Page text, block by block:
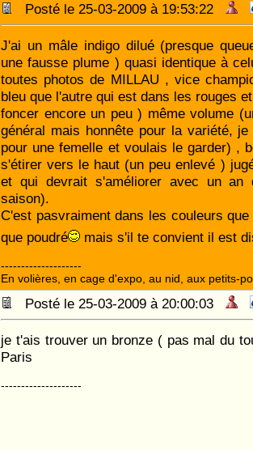
Posté le 25-03-2009 à 19:53:22
J'ai un mâle indigo dilué (presque
une fausse plume ) quasi identique à
toutes photos de MILLAU , vice
bleu que l'autre qui est dans les rouges
foncer encore un peu ) même volume
général mais honnête pour la variété,
pour une femelle et voulais le garder) ,
s'étirer vers le haut (un peu enlevé )
et qui devrait s'améliorer avec un
saison).
C'est pasvraiment dans les couleurs
que poudré
mais s'il te convient il est
--------------------
En volières, en cage d'expo, au nid, aux petits-
Posté le 25-03-2009 à 20:00:03
je t'ais trouver un bronze ( pas mal du
Paris
--------------------